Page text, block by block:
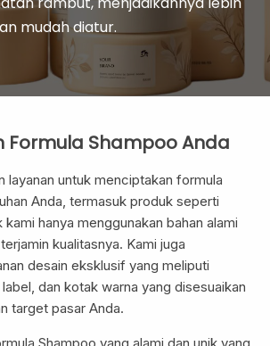
Men Care
Men Skincare
mudah diatur.
Formula Shampoo Anda
layanan untuk menciptakan formula
Anda, termasuk produk seperti
hanya menggunakan bahan alami
kualitasnya. Kami juga
desain eksklusif yang meliputi
dan kotak warna yang disesuaikan
target pasar Anda.